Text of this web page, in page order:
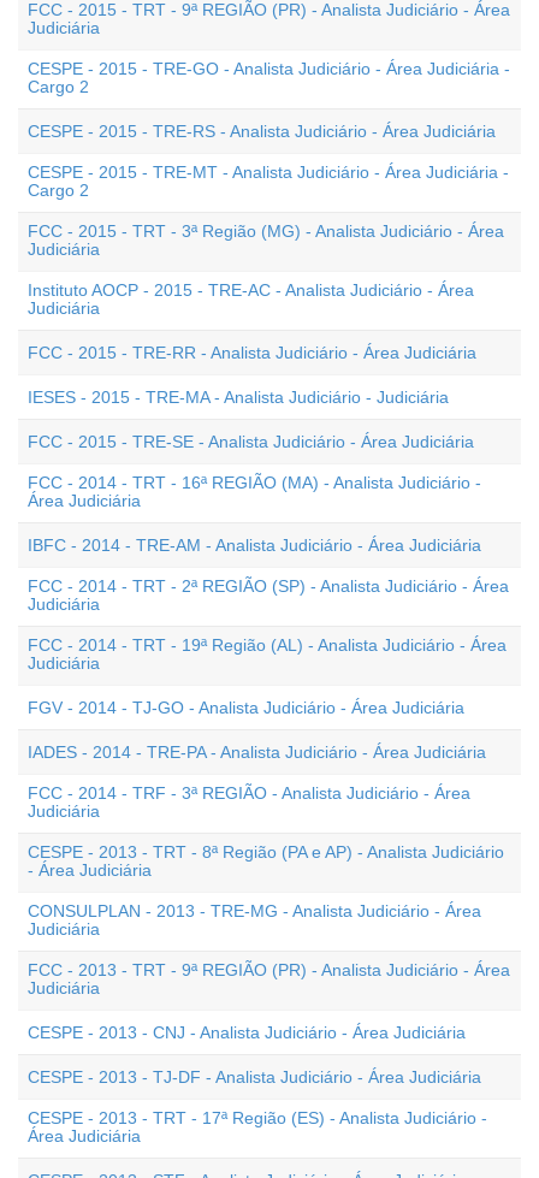
FCC - 2015 - TRT - 9ª REGIÃO (PR) - Analista Judiciário - Área
Judiciária
CESPE - 2015 - TRE-GO - Analista Judiciário - Área Judiciária -
Cargo 2
CESPE - 2015 - TRE-RS - Analista Judiciário - Área Judiciária
CESPE - 2015 - TRE-MT - Analista Judiciário - Área Judiciária -
Cargo 2
FCC - 2015 - TRT - 3ª Região (MG) - Analista Judiciário - Área
Judiciária
Instituto AOCP - 2015 - TRE-AC - Analista Judiciário - Área
Judiciária
FCC - 2015 - TRE-RR - Analista Judiciário - Área Judiciária
IESES - 2015 - TRE-MA - Analista Judiciário - Judiciária
FCC - 2015 - TRE-SE - Analista Judiciário - Área Judiciária
FCC - 2014 - TRT - 16ª REGIÃO (MA) - Analista Judiciário -
Área Judiciária
IBFC - 2014 - TRE-AM - Analista Judiciário - Área Judiciária
FCC - 2014 - TRT - 2ª REGIÃO (SP) - Analista Judiciário - Área
Judiciária
FCC - 2014 - TRT - 19ª Região (AL) - Analista Judiciário - Área
Judiciária
FGV - 2014 - TJ-GO - Analista Judiciário - Área Judiciária
IADES - 2014 - TRE-PA - Analista Judiciário - Área Judiciária
FCC - 2014 - TRF - 3ª REGIÃO - Analista Judiciário - Área
Judiciária
CESPE - 2013 - TRT - 8ª Região (PA e AP) - Analista Judiciário
- Área Judiciária
CONSULPLAN - 2013 - TRE-MG - Analista Judiciário - Área
Judiciária
FCC - 2013 - TRT - 9ª REGIÃO (PR) - Analista Judiciário - Área
Judiciária
CESPE - 2013 - CNJ - Analista Judiciário - Área Judiciária
CESPE - 2013 - TJ-DF - Analista Judiciário - Área Judiciária
CESPE - 2013 - TRT - 17ª Região (ES) - Analista Judiciário -
Área Judiciária